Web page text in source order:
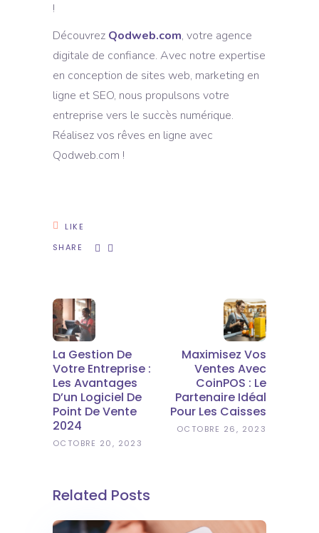
!
Découvrez Qodweb.com, votre agence
digitale de confiance. Avec notre expertise
en conception de sites web, marketing en
ligne et SEO, nous propulsons votre
entreprise vers le succès numérique.
Réalisez vos rêves en ligne avec
Qodweb.com !
LIKE
SHARE
La Gestion De
Votre Entreprise :
Les Avantages
D’un Logiciel De
Point De Vente
2024
OCTOBRE 20, 2023
Maximisez Vos
Ventes Avec
CoinPOS : Le
Partenaire Idéal
Pour Les Caisses
OCTOBRE 26, 2023
Related Posts